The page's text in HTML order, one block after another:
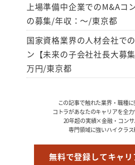
上場準備中企業でのM&Aコ
の募集/年収：～/東京都
国家資格業界の人材会社で
ン【未来の子会社社長大募
万円/東京都
この記事で触れた業界・職種
コトラがあなたのキャリアを全
20年超の実績×金融・コン
専門領域に強いハイクラ
無料で登録してキャリ